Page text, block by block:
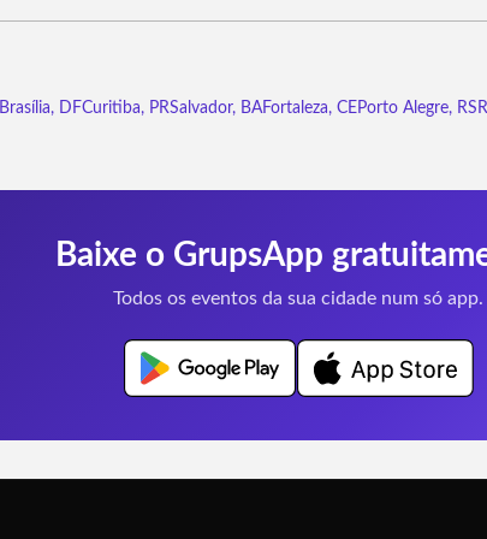
Brasília, DFCuritiba, PRSalvador, BAFortaleza, CEPorto Alegre, RS
Baixe o GrupsApp
Todos os eventos da sua cidade num só app.